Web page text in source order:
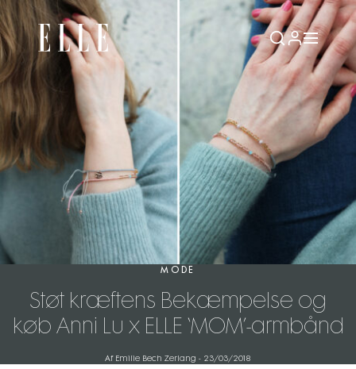
MODE
Støt kræftens Bekæmpelse og
køb Anni Lu x ELLE ‘MOM’-armbånd
Af Emilie Bech Zerlang - 23/03/2018